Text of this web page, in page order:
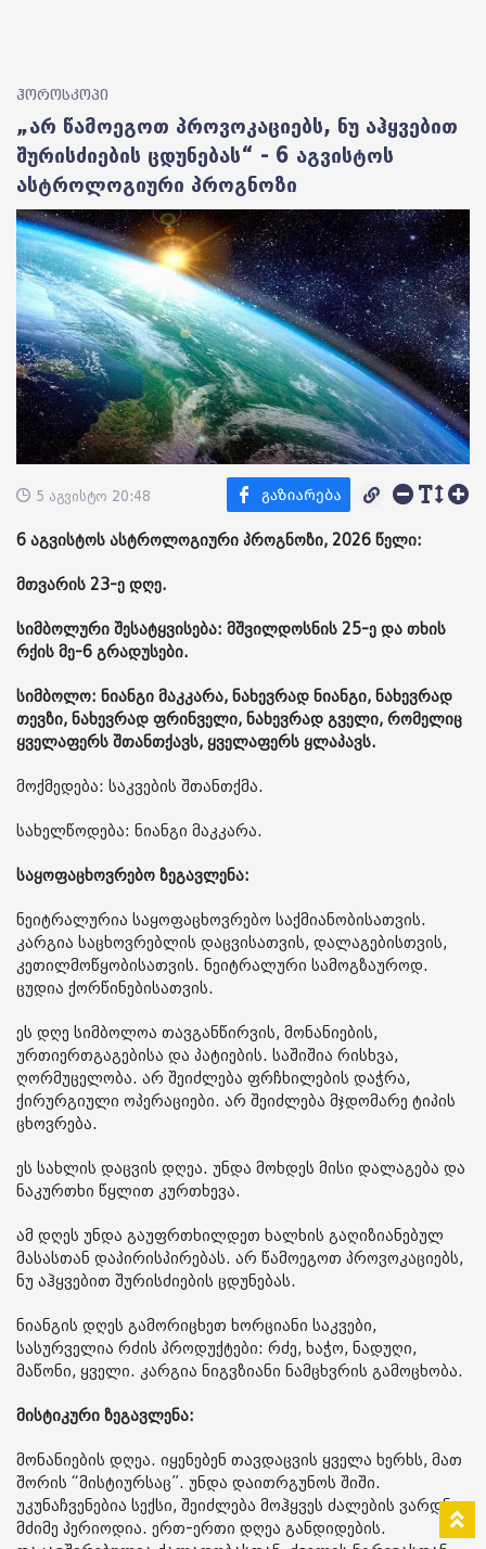
ჰოროსკოპი
„არ წამოეგოთ პროვოკაციებს, ნუ აჰყვებით
შურისძიების ცდუნებას“ - 6 აგვისტოს
ასტროლოგიური პროგნოზი
5 აგვისტო 20:48
6 აგვისტოს ასტროლოგიური პროგნოზი, 2026 წელი:
მთვარის 23-ე დღე.
სიმბოლური შესატყვისება: მშვილდოსნის 25-ე და თხის
რქის მე-6 გრადუსები.
სიმბოლო: ნიანგი მაკკარა, ნახევრად ნიანგი, ნახევრად
თევზი, ნახევრად ფრინველი, ნახევრად გველი, რომელიც
ყველაფერს შთანთქავს, ყველაფერს ყლაპავს.
მოქმედება: საკვების შთანთქმა.
სახელწოდება: ნიანგი მაკკარა.
საყოფაცხოვრებო ზეგავლენა:
ნეიტრალურია საყოფაცხოვრებო საქმიანობისათვის.
კარგია საცხოვრებლის დაცვისათვის, დალაგებისთვის,
კეთილმოწყობისათვის. ნეიტრალური სამოგზაუროდ.
ცუდია ქორწინებისათვის.
ეს დღე სიმბოლოა თავგანწირვის, მონანიების,
ურთიერთგაგებისა და პატიების. საშიშია რისხვა,
ღორმუცელობა. არ შეიძლება ფრჩხილების დაჭრა,
ქირურგიული ოპერაციები. არ შეიძლება მჯდომარე ტიპის
ცხოვრება.
ეს სახლის დაცვის დღეა. უნდა მოხდეს მისი დალაგება და
ნაკურთხი წყლით კურთხევა.
ამ დღეს უნდა გაუფრთხილდეთ ხალხის გაღიზიანებულ
მასასთან დაპირისპირებას. არ წამოეგოთ პროვოკაციებს,
ნუ აჰყვებით შურისძიების ცდუნებას.
ნიანგის დღეს გამორიცხეთ ხორციანი საკვები,
სასურველია რძის პროდუქტები: რძე, ხაჭო, ნადუღი,
მაწონი, ყველი. კარგია ნიგვზიანი ნამცხვრის გამოცხობა.
მისტიკური ზეგავლენა:
მონანიების დღეა. იყენებენ თავდაცვის ყველა ხერხს, მათ
შორის “მისტიურსაც”. უნდა დაითრგუნოს შიში.
უკუნაჩვენებია სექსი, შეიძლება მოჰყვეს ძალების ვარდნა.
მძიმე პერიოდია. ერთ-ერთი დღეა განდიდების.